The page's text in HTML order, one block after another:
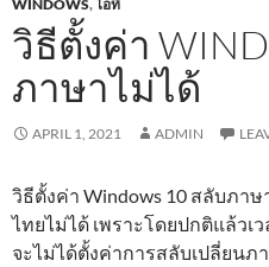
WINDOWS,ไอที
วิธีตั้งค่า
ภาษาไม่ได้
APRIL 1, 2021 ADMIN
วิธีตั้งค่า Windows 10 สลับภา
ไทยไม่ได้ เพราะโดยปกติแล้วเ
จะไม่ได้ตั้งค่าการสลับเปลี่ยนภ